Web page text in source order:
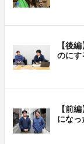
【後
のにす
【前
になっ